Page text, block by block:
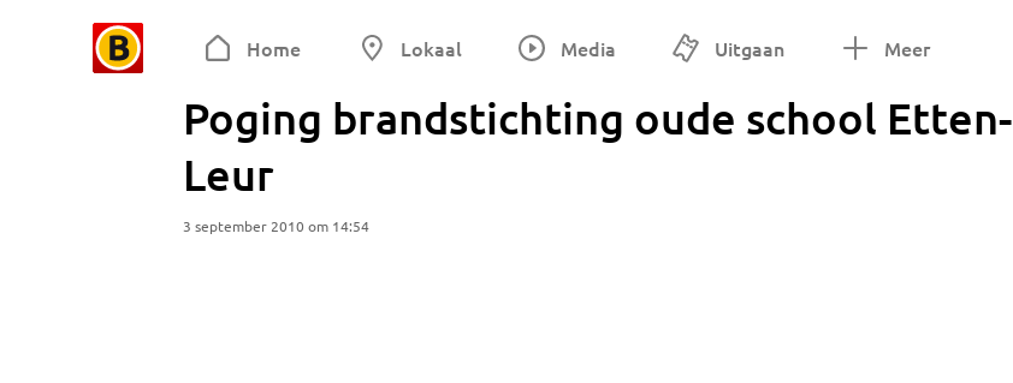
Home Lokaal Media Uitgaan Meer
Poging brandstichting oude school Etten-
Leur
3 september 2010 om 14:54